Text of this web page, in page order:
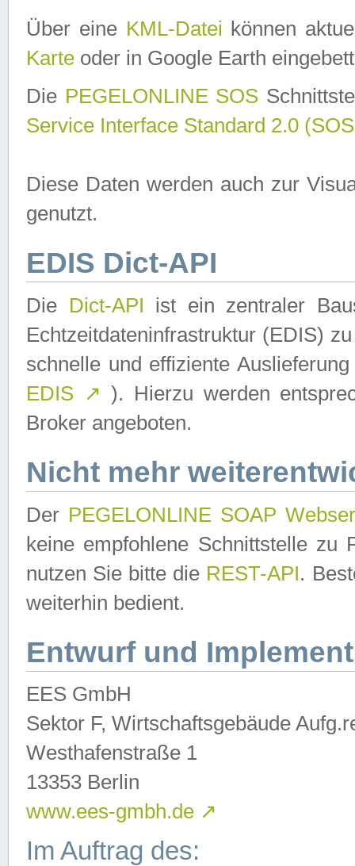
Über eine KML-Datei können
Karte oder in Google Earth
Die PEGELONLINE SOS
Service Interface Standard 2.0
Diese Daten werden auch zur
genutzt.
EDIS Dict-API
Die Dict-API ist ein zentraler
Echtzeitdateninfrastruktur (EDIS)
schnelle und effiziente
EDIS ↗ ). Hierzu werden
Broker angeboten.
Nicht mehr
Der PEGELONLINE SOAP
keine empfohlene Schnittstelle zu
nutzen Sie bitte die REST-API.
weiterhin bedient.
Entwurf und
EES GmbH
Sektor F, Wirtschaftsgebäude
Westhafenstraße 1
13353 Berlin
www.ees-gmbh.de ↗
Im Auftrag des: